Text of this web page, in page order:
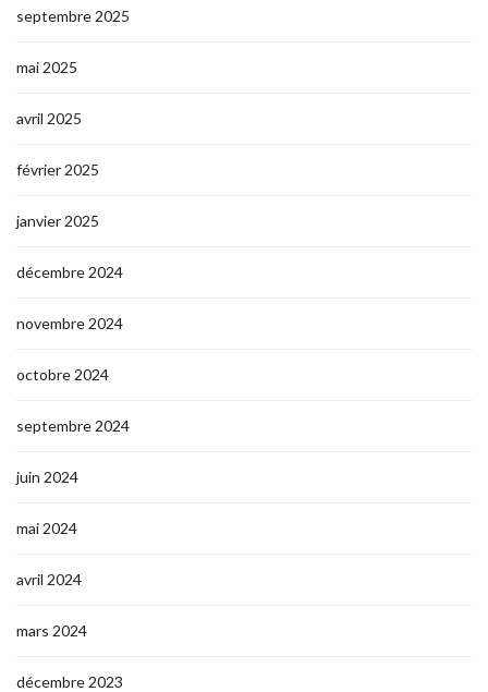
septembre 2025
mai 2025
avril 2025
février 2025
janvier 2025
décembre 2024
novembre 2024
octobre 2024
septembre 2024
juin 2024
mai 2024
avril 2024
mars 2024
décembre 2023